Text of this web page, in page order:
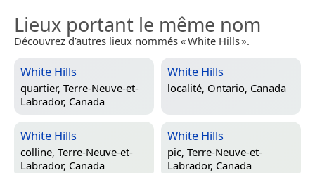
Lieux portant le même nom
Découvrez d’autres lieux nommés « White Hills ».
White Hills
quartier, Terre-Neuve-et-
Labrador, Canada
White Hills
localité, Ontario, Canada
White Hills
colline, Terre-Neuve-et-
Labrador, Canada
White Hills
pic, Terre-Neuve-et-
Labrador, Canada